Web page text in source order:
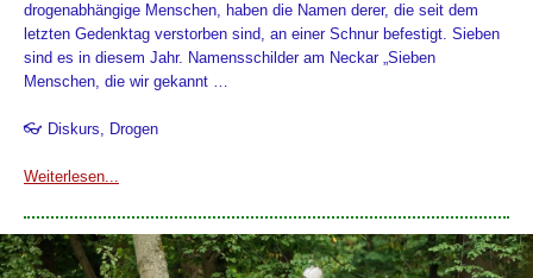
drogenabhängige Menschen, haben die Namen derer, die seit dem
letzten Gedenktag verstorben sind, an einer Schnur befestigt. Sieben
sind es in diesem Jahr. Namensschilder am Neckar „Sieben
Menschen, die wir gekannt …
👓 Diskurs, Drogen
Weiterlesen...